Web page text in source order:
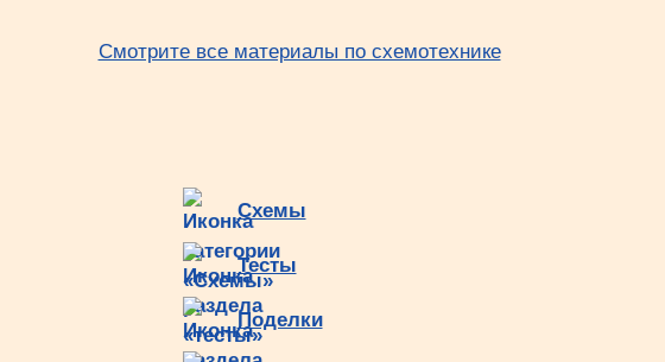
Смотрите все материалы по схемотехнике
Схемы
Тесты
Поделки